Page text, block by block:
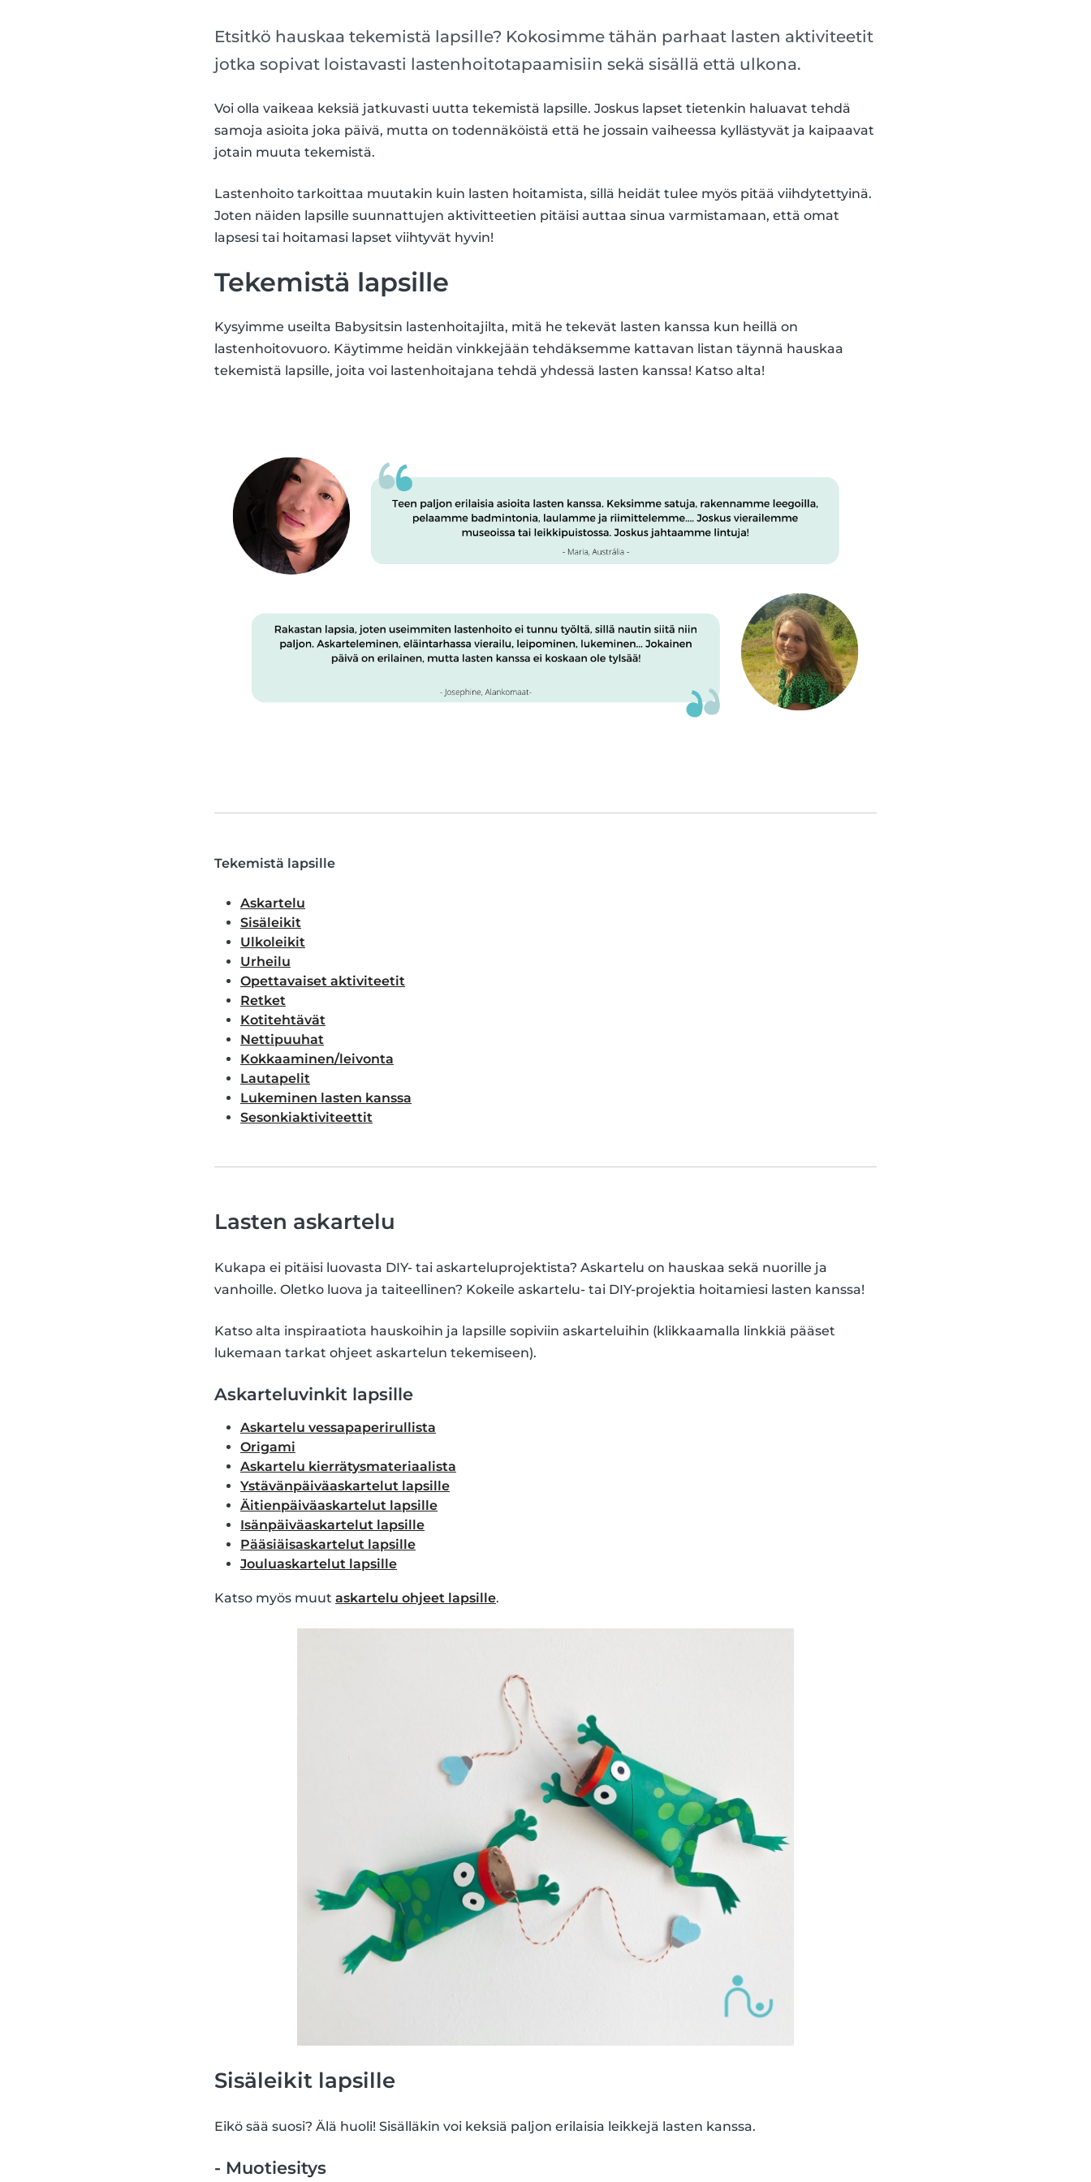
Etsitkö hauskaa tekemistä lapsille? Kokosimme tähän parhaat lasten aktiviteetit
jotka sopivat loistavasti lastenhoitotapaamisiin sekä sisällä että ulkona.
Voi olla vaikeaa keksiä jatkuvasti uutta tekemistä lapsille. Joskus lapset tietenkin haluavat tehdä
samoja asioita joka päivä, mutta on todennäköistä että he jossain vaiheessa kyllästyvät ja kaipaavat
jotain muuta tekemistä.
Lastenhoito tarkoittaa muutakin kuin lasten hoitamista, sillä heidät tulee myös pitää viihdytettyinä.
Joten näiden lapsille suunnattujen aktivitteetien pitäisi auttaa sinua varmistamaan, että omat
lapsesi tai hoitamasi lapset viihtyvät hyvin!
Tekemistä lapsille
Kysyimme useilta Babysitsin lastenhoitajilta, mitä he tekevät lasten kanssa kun heillä on
lastenhoitovuoro. Käytimme heidän vinkkejään tehdäksemme kattavan listan täynnä hauskaa
tekemistä lapsille, joita voi lastenhoitajana tehdä yhdessä lasten kanssa! Katso alta!
Tekemistä lapsille
Askartelu
Sisäleikit
Ulkoleikit
Urheilu
Opettavaiset aktiviteetit
Retket
Kotitehtävät
Nettipuuhat
Kokkaaminen/leivonta
Lautapelit
Lukeminen lasten kanssa
Sesonkiaktiviteettit
Lasten askartelu
Kukapa ei pitäisi luovasta DIY- tai askarteluprojektista? Askartelu on hauskaa sekä nuorille ja
vanhoille. Oletko luova ja taiteellinen? Kokeile askartelu- tai DIY-projektia hoitamiesi lasten kanssa!
Katso alta inspiraatiota hauskoihin ja lapsille sopiviin askarteluihin (klikkaamalla linkkiä pääset
lukemaan tarkat ohjeet askartelun tekemiseen).
Askarteluvinkit lapsille
Askartelu vessapaperirullista
Origami
Askartelu kierrätysmateriaalista
Ystävänpäiväaskartelut lapsille
Äitienpäiväaskartelut lapsille
Isänpäiväaskartelut lapsille
Pääsiäisaskartelut lapsille
Jouluaskartelut lapsille
Katso myös muut askartelu ohjeet lapsille.
Sisäleikit lapsille
Eikö sää suosi? Älä huoli! Sisälläkin voi keksiä paljon erilaisia leikkejä lasten kanssa.
- Muotiesitys